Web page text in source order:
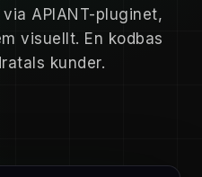
APIANT-pluginet,
visuellt. En kodbas
kunder.